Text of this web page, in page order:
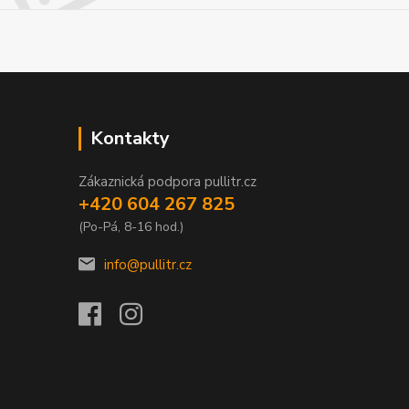
Kontakty
Zákaznická podpora pullitr.cz
+420 604 267 825
(Po-Pá, 8-16 hod.)
info@pullitr.cz